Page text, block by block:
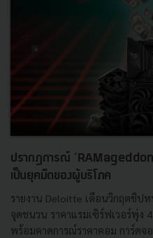
ปรากฏการณ์
เป็นยุคมืดของผู้บริโภค
รายงาน Deloitte เตือนวิกฤตชิปห
จุดชนวน ราคาแรมเซิร์ฟเวอร์พุ่ง
พร้อมคาดการณ์ราคาคอม การ์ดจ